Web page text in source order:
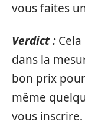
vous faites
Verdict :Cela
dans la
bon prix
même
vous inscrire.